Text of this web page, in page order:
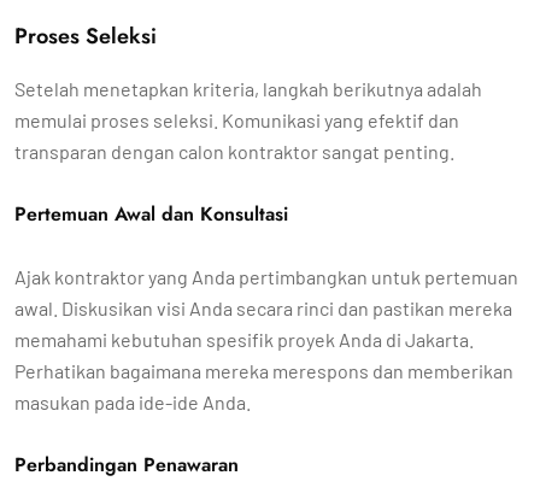
Proses Seleksi
Setelah menetapkan kriteria, langkah berikutnya adalah
memulai proses seleksi. Komunikasi yang efektif dan
transparan dengan calon kontraktor sangat penting.
Pertemuan Awal dan Konsultasi
Ajak kontraktor yang Anda pertimbangkan untuk pertemuan
awal. Diskusikan visi Anda secara rinci dan pastikan mereka
memahami kebutuhan spesifik proyek Anda di Jakarta.
Perhatikan bagaimana mereka merespons dan memberikan
masukan pada ide-ide Anda.
Perbandingan Penawaran